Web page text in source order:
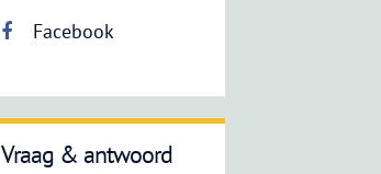
Facebook
Vraag & antwoord